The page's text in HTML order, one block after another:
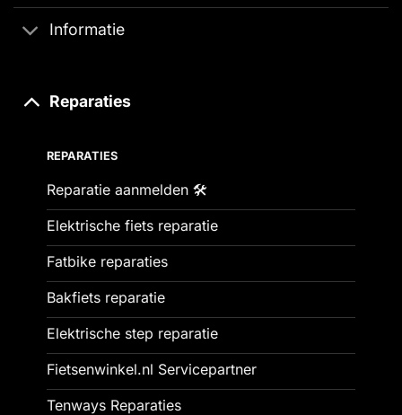
Informatie
Reparaties
REPARATIES
Reparatie aanmelden 🛠️
Elektrische fiets reparatie
Fatbike reparaties
Bakfiets reparatie
Elektrische step reparatie
Fietsenwinkel.nl Servicepartner
Tenways Reparaties